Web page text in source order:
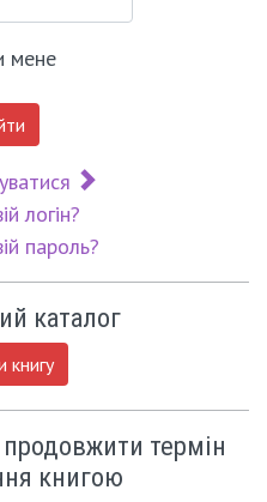
мене
логін?
пароль?
каталог
книгу
термін
книгою